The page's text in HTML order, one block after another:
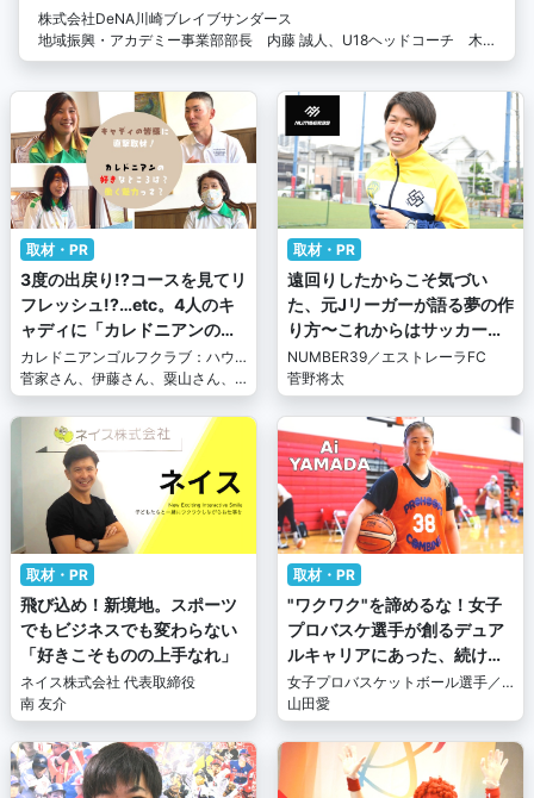
ミー事業の『ユース活動』にスポットを当てます。現場の指
導者のインタビューを通じ、強化育成に懸ける熱い思いや、
その取り組みについて詳しくお話を伺いました。
株式会社DeNA川崎ブレイブサンダース
地域振興・アカデミー事業部部長 内藤 誠人、U18ヘッドコーチ 木
村 太、U15アシスタントコーチ 髙橋祐二
取材・PR
3度の出戻り!?コースを見てリ
フレッシュ!?…etc。4人のキ
ャディに「カレドニアンの好
きなところ」を聞いたら、あ
まりにも多すぎて幸せな気持
カレドニアンゴルフクラブ：ハウ
スキャディ
菅家さん、伊藤さん、粟山さん、
佐久間さん
取材・PR
遠回りしたからこそ気づい
た、元Jリーガーが語る夢の作
り方〜これからはサッカー少
年たちのために〜【後編】
NUMBER39／エストレーラFC
菅野将太
取材・PR
飛び込め！新境地。スポーツ
でもビジネスでも変わらない
「好きこそものの上手なれ」
ネイス株式会社 代表取締役
南 友介
取材・PR
"ワクワク"を諦めるな！女子
プロバスケ選手が創るデュア
ルキャリアにあった、続ける
努力と辞める勇気
女子プロバスケットボール選手／
イラストレーターなど
山田愛